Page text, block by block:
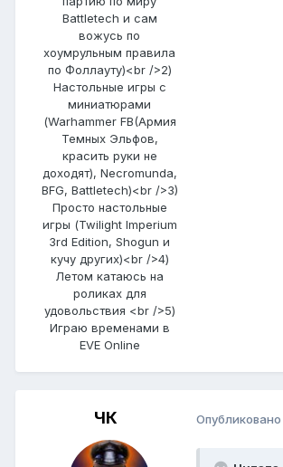
Battletech и сам
вожусь по
хоумрульным правила
по Фоллауту)<br />2)
Настольные игры с
миниатюрами
(Warhammer FB(Армия
Темных Эльфов,
красить руки не
доходят), Necromunda,
BFG, Battletech)<br />3)
Просто настольные
игры (Twilight Imperium
3rd Edition, Shogun и
кучу других)<br />4)
Летом катаюсь на
роликах для
удовольствия <br />5)
Играю временами в
EVE Online
ЧК Опубликовано